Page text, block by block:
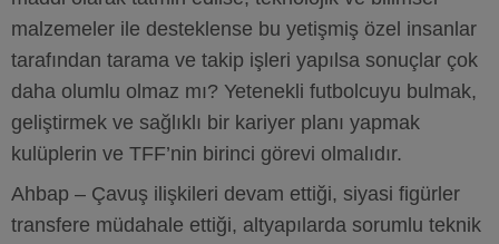
malzemeler ile desteklense bu yetişmiş özel insanlar
tarafından tarama ve takip işleri yapılsa sonuçlar çok
daha olumlu olmaz mı? Yetenekli futbolcuyu bulmak,
geliştirmek ve sağlıklı bir kariyer planı yapmak
kulüplerin ve TFF’nin birinci görevi olmalıdır.
Ahbap – Çavuş ilişkileri devam ettiği, siyasi figürler
transfere müdahale ettiği, altyapılarda sorumlu teknik